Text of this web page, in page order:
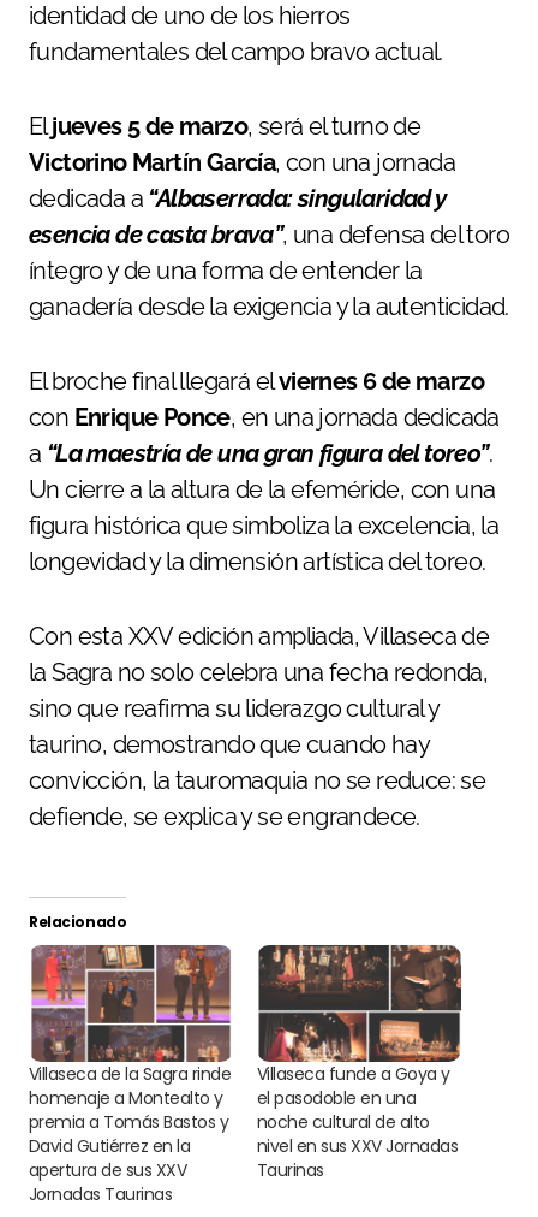
identidad de uno de los hierros
fundamentales del campo bravo actual.
Eljueves 5 de marzo, será el turno de
Victorino Martín García, con una jornada
dedicada a “Albaserrada: singularidad y
esencia de casta brava”, una defensa del toro
íntegro y de una forma de entender la
ganadería desde la exigencia y la autenticidad.
El broche final llegará elviernes 6 de marzo
con Enrique Ponce, en una jornada dedicada
a “La maestría de una gran figura del toreo”.
Un cierre a la altura de la efeméride, con una
figura histórica que simboliza la excelencia, la
longevidad y la dimensión artística del toreo.
Con esta XXV edición ampliada, Villaseca de
la Sagra no solo celebra una fecha redonda,
sino que reafirma su liderazgo cultural y
taurino, demostrando que cuando hay
convicción, la tauromaquia no se reduce: se
defiende, se explica y se engrandece.
Relacionado
Villaseca de la Sagra rinde
homenaje a Montealto y
premia a Tomás Bastos y
David Gutiérrez en la
apertura de sus XXV
Jornadas Taurinas
Villaseca funde a Goya y
el pasodoble en una
noche cultural de alto
nivel en sus XXV Jornadas
Taurinas